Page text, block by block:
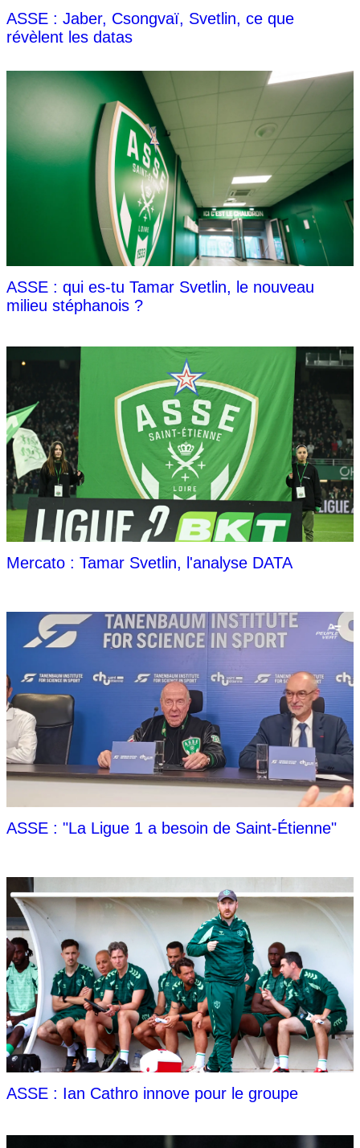
ASSE : Jaber, Csongvaï, Svetlin, ce que
révèlent les datas
ASSE : qui es-tu Tamar Svetlin, le nouveau
milieu stéphanois ?
Mercato : Tamar Svetlin, l'analyse DATA
ASSE : "La Ligue 1 a besoin de Saint-Étienne"
ASSE : Ian Cathro innove pour le groupe